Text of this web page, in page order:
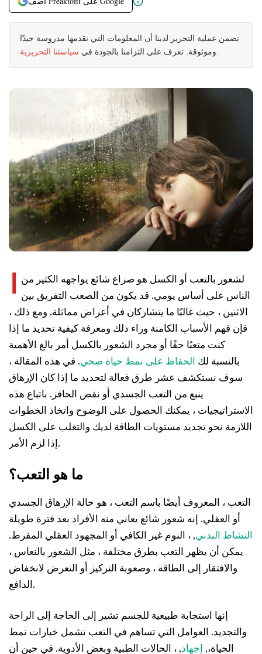
تضمن عملية التحرير لدينا أن المعلومات التي نقدمها مدروسة جيدًا
وموثوقة. تعرف على التزامنا بالجودة في سياستنا التحريرية
لشعور بالتعب أو الكسل هو صراع شائع يواجهه الكثير من
الناس على أساس يومي. قد يكون من الصعب التفريق بين
الاثنين ، حيث غالبًا ما يتشاركان في أعراض مماثلة. ومع ذلك ،
فإن فهم الأسباب الكامنة وراء ذلك ومعرفة كيفية تحديد ما إذا
كنت متعبًا حقًا أو مجرد الشعور بالكسل أمر بالغ الأهمية
بالنسبة لك
الحفاظ على نمط حياة صحي. في هذه المقالة ،
سوف نستكشف عشر طرق فعالة لتحديد ما إذا كان الإرهاق
ينبع من التعب الجسدي أو نقص الحافز. باتباع هذه
الاستراتيجيات ، يمكنك الحصول على الوضوح واتخاذ الخطوات
اللازمة نحو تجديد مستويات الطاقة لديك والتغلب على الكسل
إذا لزم الأمر.
ما هو التعب؟
التعب ، المعروف أيضًا باسم التعب ، هو حالة الإرهاق الجسدي
أو العقلي. إنه شعور شائع يعاني منه الأفراد بعد فترة طويلة
النشاط البدني, ، النوم غير الكافي أو المجهود العقلي المفرط.
يمكن أن يظهر التعب بطرق مختلفة ، مثل الشعور بالنعاس ،
والافتقار إلى الطاقة ، وصعوبة التركيز أو التعرض لانخفاض
الدافع.
إنها استجابة طبيعية للجسم تشير إلى الحاجة إلى الراحة
والتجديد. العوامل التي تساهم في التعب تشمل خيارات نمط
الحياة،,
إجهاد, ، الحالات الطبية وبعض الأدوية. في حين أن